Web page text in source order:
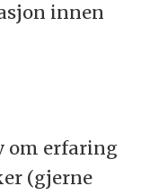
innen
om erfaring
(gjerne